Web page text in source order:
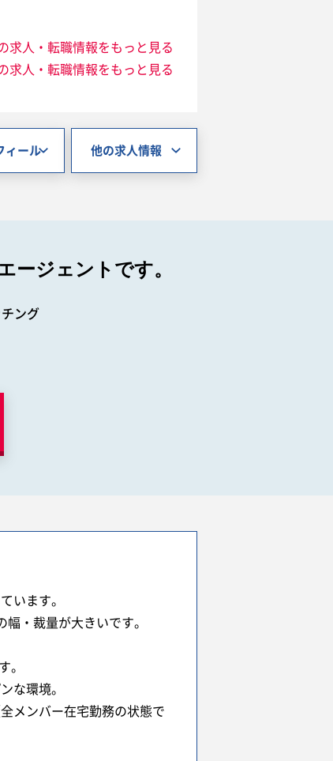
求人・転職情報をもっと見る
求人・転職情報をもっと見る
ィール 他の求人情報
ージェントです。
ング
います。
・裁量が大きいです。
。
な環境。
メンバー在宅勤務の状態で